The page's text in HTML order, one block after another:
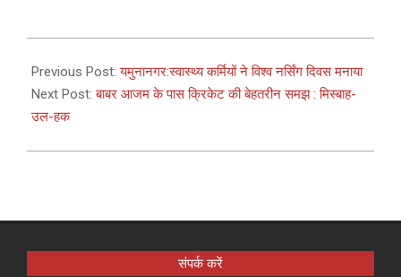
05-
12
Previous Post:यमुनानगर:स्वास्थ्य कर्मियों ने विश्व नर्सिंग दिवस मनाया
Next Post:बाबर आजम के पास क्रिकेट की बेहतरीन समझ : मिस्बाह-
उल-हक
संपर्क करें